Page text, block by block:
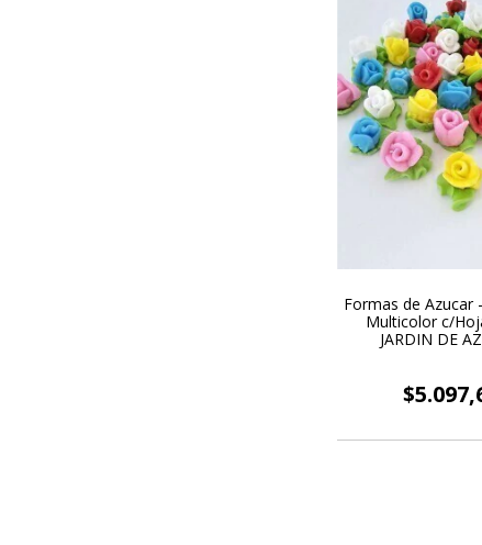
Formas de Azucar
Multicolor c/
JARDIN DE